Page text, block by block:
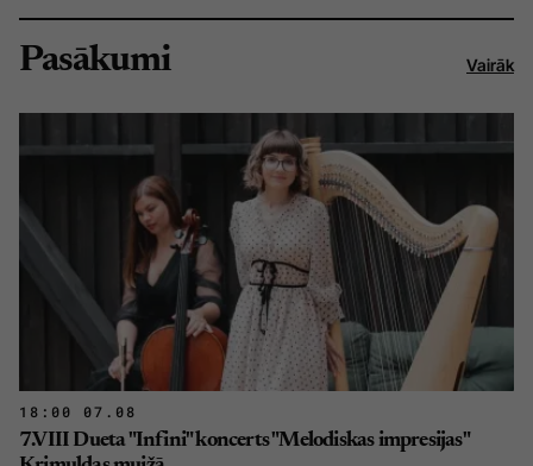
Pasākumi Vairāk
18:00 07.08
7.VIII Dueta "Infini" koncerts "Melodiskas impresijas"